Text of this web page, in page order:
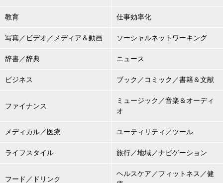
教育 仕事効率化
写真／ビデオ／メディア＆動画 ソーシャルネットワーキング
辞書／辞典 ニュース
ビジネス ブック／コミック／書籍＆文献
ファイナンス
ミュージック／音楽＆オーディ
オ
メディカル／医療 ユーティリティ／ツール
ライフスタイル 旅行／地域／ナビゲーション
フード／ドリンク
ヘルスケア／フィットネス／健